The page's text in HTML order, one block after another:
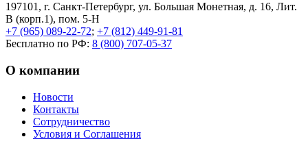
197101, г. Санкт-Петербург, ул. Большая Монетная, д. 16, Лит.
В (корп.1), пом. 5-Н
+7 (965) 089-22-72; +7 (812) 449-91-81
Бесплатно по РФ: 8 (800) 707-05-37
О компании
Новости
Контакты
Сотрудничество
Условия и Соглашения